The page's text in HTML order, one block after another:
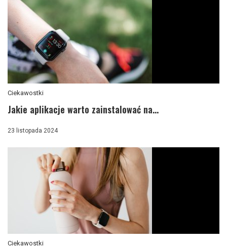
Ciekawostki
Jakie aplikacje warto zainstalować na...
23 listopada 2024
Ciekawostki